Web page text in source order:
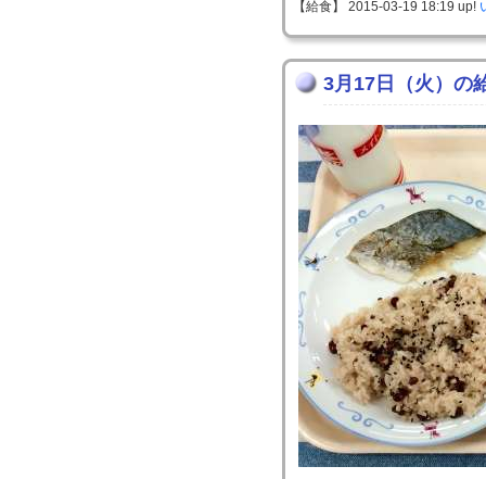
【給食】 2015-03-19 18:19 up!
3月17日（火）の